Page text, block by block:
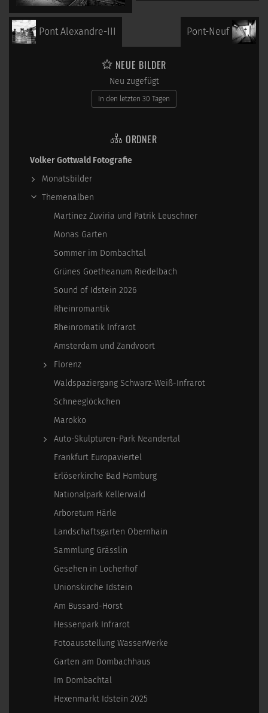
Pont Alexandre-III Pont-Neuf
NEUE BILDER
Neu zugefügt
In den letzten 30 Tagen
ORDNER
Volker Gottwald Fotografie
Monatsbilder
Themenalben
Martinez Zuviria und Patrik Leuschner
Monas Garten
Sommer im Dombachtal
Grünes Goetheanum Riedelbach
Sound of Idstein 2026
Rheinromantik
Rheinromatik Infrarot
Amsterdam und Zandvoort
Florenz
Waldspaziergang Schwarz-Weiß-Infrarot
Schneeglöckchen
Marokko
Auto-Skulpturen-Park Neandertal
Frankfurt Europaviertel
Erlöserkirche Bad Homburg
Nationalpark Kellerwald
Arboretum Härle
Landschaftsgarten Obernhain
Sammlung Grässlin
Gesehen in Locherhof
Unionskirche Idstein
Am Bussard-Horst
Hessenpark Infrarot
Fotoausstellung WasserWerke
Garten am Dombachhaus
Im Dombachtal
Hexenmarkt Idstein 2025